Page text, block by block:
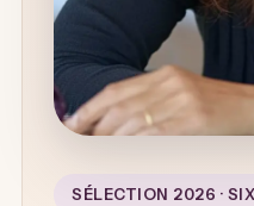
SÉLECTION 2026 ·